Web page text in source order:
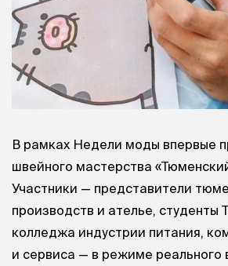
В рамках Недели моды впервые
швейного мастерства
Участники — представители
производств и ателье, студенты
колледжа индустрии питания,
и сервиса — в режиме реального